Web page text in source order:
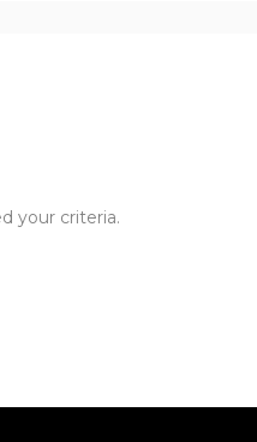
your criteria.